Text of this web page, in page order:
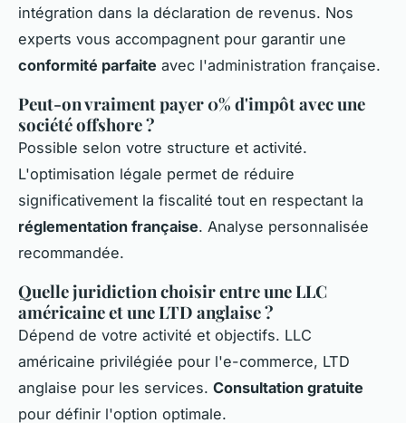
intégration dans la déclaration de revenus. Nos
experts vous accompagnent pour garantir une
conformité parfaite avec l'administration française.
Peut-on vraiment payer 0% d'impôt avec une
société offshore ?
Possible selon votre structure et activité.
L'optimisation légale permet de réduire
significativement la fiscalité tout en respectant la
réglementation française. Analyse personnalisée
recommandée.
Quelle juridiction choisir entre une LLC
américaine et une LTD anglaise ?
Dépend de votre activité et objectifs. LLC
américaine privilégiée pour l'e-commerce, LTD
anglaise pour les services. Consultation gratuite
pour définir l'option optimale.